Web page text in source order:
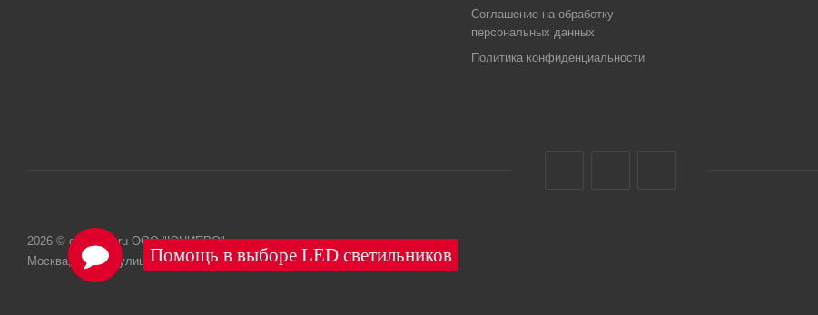
Соглашение на обработку
персональных данных
Политика конфиденциальности
2026 © grafflight.ru ООО "ЮНИПРО"
Москва, Лесная улица, дом 61 строение 2, э/пом/ком цокольный/I/21